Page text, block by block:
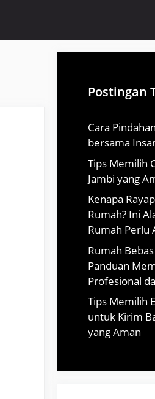
Postingan
Cara
bersama
Tips Memilih
Jambi yang
Kenapa
Rumah? Ini
Rumah Perlu
Rumah
Panduan
Profesional
Tips Memilih
untuk Kirim
yang Aman